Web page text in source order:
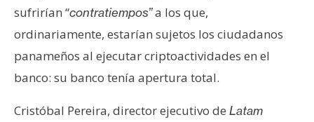
sufrirían “contratiempos”a los que,
ordinariamente, estarían sujetos los ciudadanos
panameños al ejecutar criptoactividades en el
banco: su banco tenía apertura total.
Cristóbal Pereira, director ejecutivo de Latam